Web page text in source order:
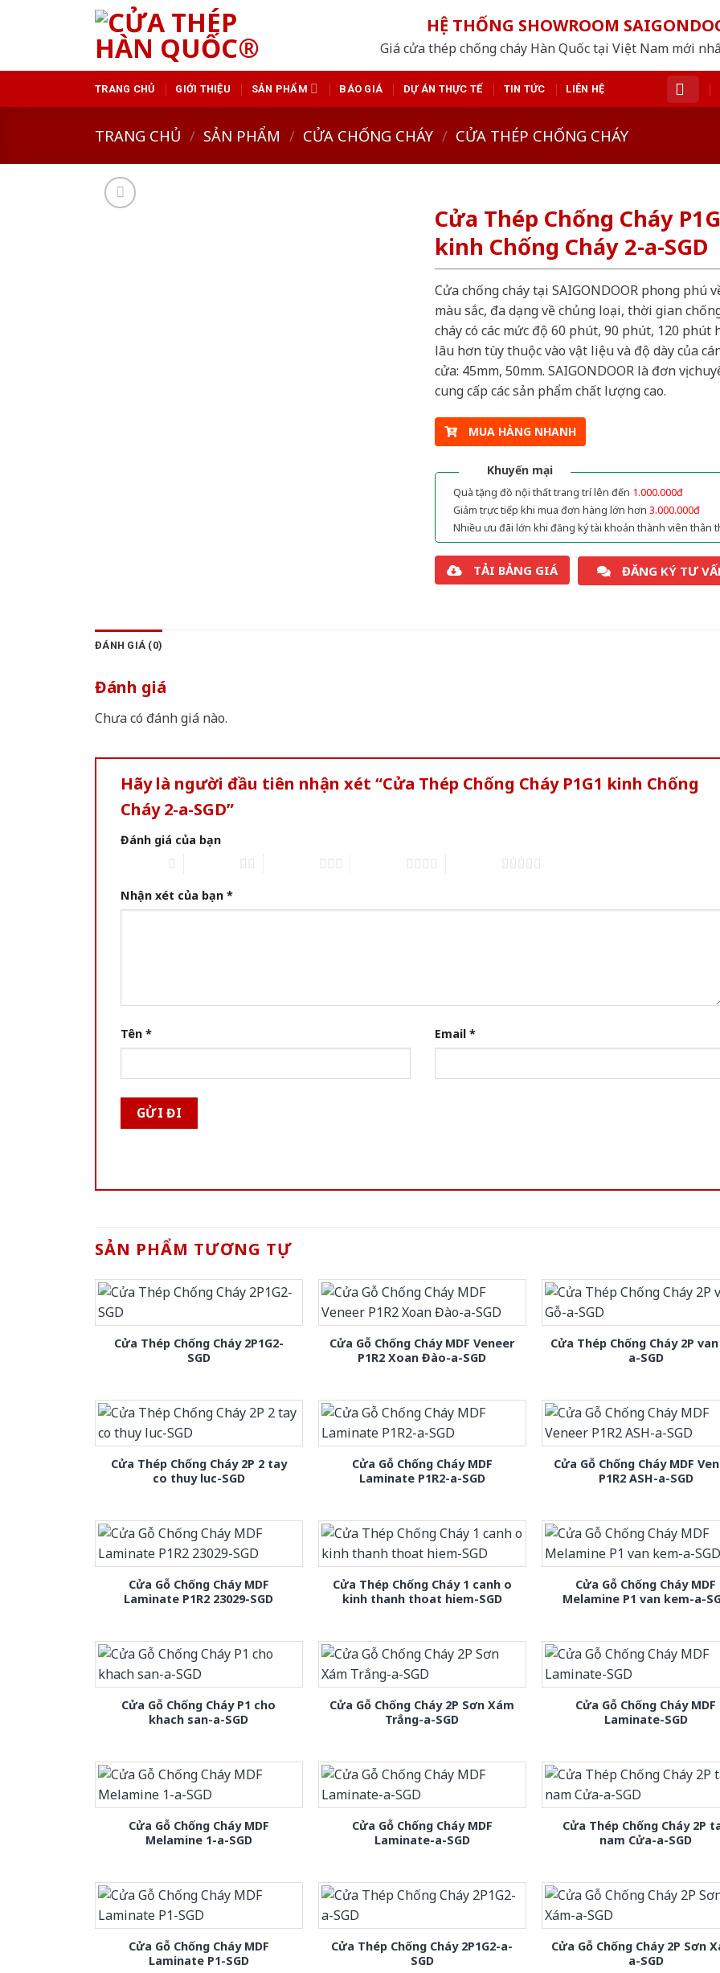
HỆ THỐNG SHOWROOM
Giá cửa thép chống cháy Hàn Quốc tại Việt Nam mới
TRANG CHỦ GIỚI THIỆU SẢN PHẨM BÁO GIÁ DỰ ÁN THỰC TẾ TIN TỨC LIÊN HỆ
TRANG CHỦ / SẢN PHẨM / CỬA CHỐNG CHÁY / CỬA THÉP CHỐNG CHÁY
Cửa Thép Chống Cháy
kinh Chống Cháy 2-a-SGD
Cửa chống cháy tại SAIGONDOOR phong phú
màu sắc, đa dạng về chủng loại, thời gian
cháy có các mức độ 60 phút, 90 phút, 120 phút
lâu hơn tùy thuộc vào vật liệu và độ dày của
cửa: 45mm, 50mm. SAIGONDOOR là đơn vị
cung cấp các sản phẩm chất lượng cao.
MUA HÀNG NHANH
Khuyến mại
Quà tặng đồ nội thất trang trí lên đến 1.000.000đ
Giảm trực tiếp khi mua đơn hàng lớn hơn 3.000.000đ
Nhiều ưu đãi lớn khi đăng ký tài khoản thành viên thân
TẢI BẢNG GIÁ ĐĂNG KÝ TƯ
ĐÁNH GIÁ (0)
Đánh giá
Chưa có đánh giá nào.
Hãy là người đầu tiên nhận xét “Cửa Thép Chống Cháy P1G1 kinh Chống
Cháy 2-a-SGD”
Đánh giá của bạn
Nhận xét của bạn *
Tên * Email *
SẢN PHẨM TƯƠNG TỰ
Cửa Thép Chống Cháy 2P1G2-
SGD
Cửa Gỗ Chống Cháy MDF Veneer
P1R2 Xoan Đào-a-SGD
Cửa Thép Chống Cháy 2P
a-SGD
Cửa Thép Chống Cháy 2P 2 tay
co thuy luc-SGD
Cửa Gỗ Chống Cháy MDF
Laminate P1R2-a-SGD
Cửa Gỗ Chống Cháy MDF
P1R2 ASH-a-SGD
Cửa Gỗ Chống Cháy MDF
Laminate P1R2 23029-SGD
Cửa Thép Chống Cháy 1 canh o
kinh thanh thoat hiem-SGD
Cửa Gỗ Chống Cháy MDF
Melamine P1 van kem-a-
Cửa Gỗ Chống Cháy P1 cho
khach san-a-SGD
Cửa Gỗ Chống Cháy 2P Sơn Xám
Trắng-a-SGD
Cửa Gỗ Chống Cháy MDF
Laminate-SGD
Cửa Gỗ Chống Cháy MDF
Melamine 1-a-SGD
Cửa Gỗ Chống Cháy MDF
Laminate-a-SGD
Cửa Thép Chống Cháy 2P
nam Cửa-a-SGD
Cửa Gỗ Chống Cháy MDF
Laminate P1-SGD
Cửa Thép Chống Cháy 2P1G2-a-
SGD
Cửa Gỗ Chống Cháy 2P Sơn
a-SGD